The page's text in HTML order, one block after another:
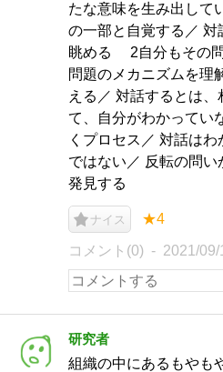
たな意味を生み出して
の一部と自覚する／
眺める 2自分もその
問題のメカニズムを
える／ 対話するとは
て、自分がわかってい
くプロセス／ 対話は
ではない／ 反転の問
発見する
ナイス ★4
コメント(0) 2021/09/
研究者
組織の中にあるもやも